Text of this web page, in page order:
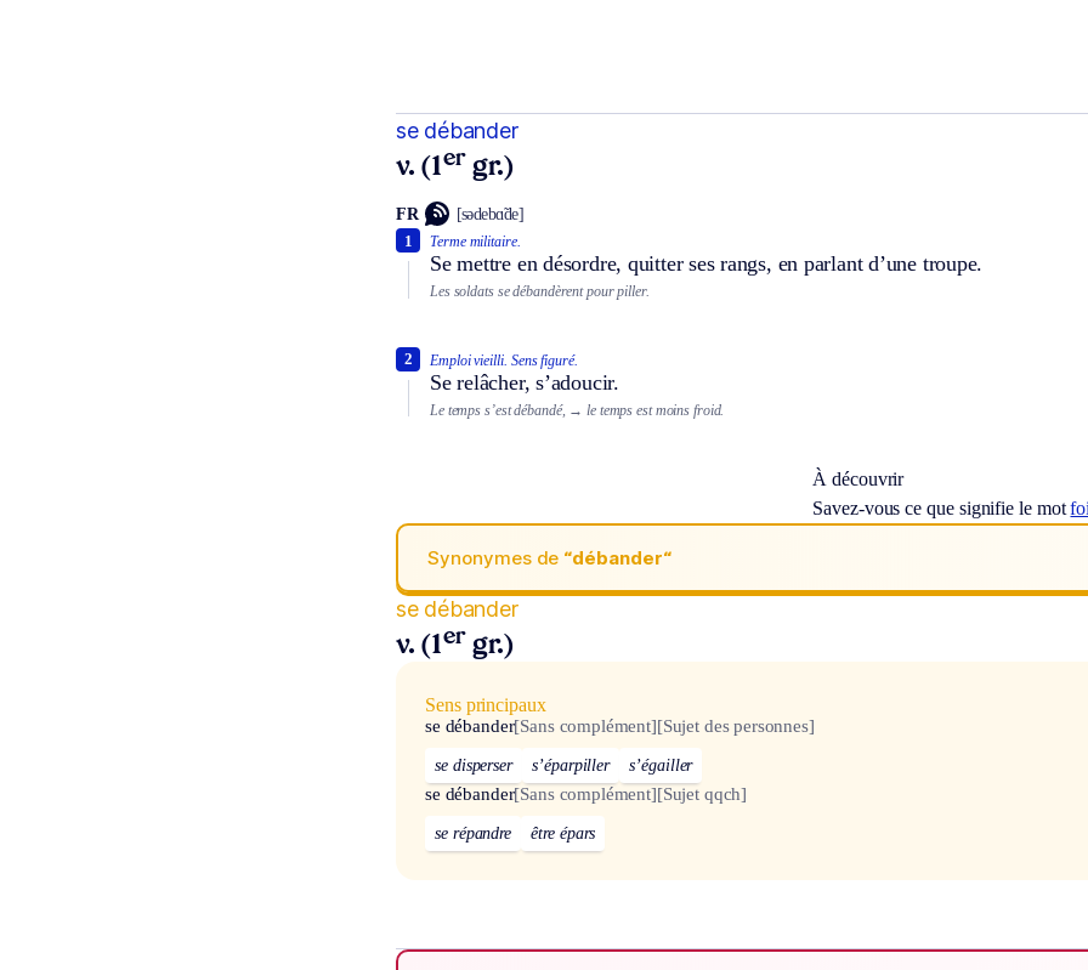
se débander
v. (1er gr.)
FR [sədebɑ̃de]
Terme militaire.
Se mettre en désordre, quitter ses rangs, en parlant d’une troupe.
1
Les soldats se débandèrent pour piller.
Emploi vieilli. Sens figuré.
Se relâcher, s’adoucir.
2
Le temps s’est débandé, → le temps est moins froid.
À découvrir
Savez-vous ce que signifie le mot
Synonymes de “débander“
se débander
v. (1er gr.)
Sens principaux
se débander[Sans complément][Sujet des personnes]
se disperser s’éparpiller s’égailler
se débander[Sans complément][Sujet qqch]
se répandre être épars